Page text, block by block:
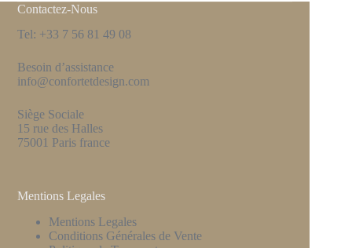
Contactez-Nous
Tel: +33 7 56 81 49 08
Besoin d’assistance
info@confortetdesign.com
Siège Sociale
15 rue des Halles
75001 Paris france
Mentions Legales
Mentions Legales
Conditions Générales de Vente